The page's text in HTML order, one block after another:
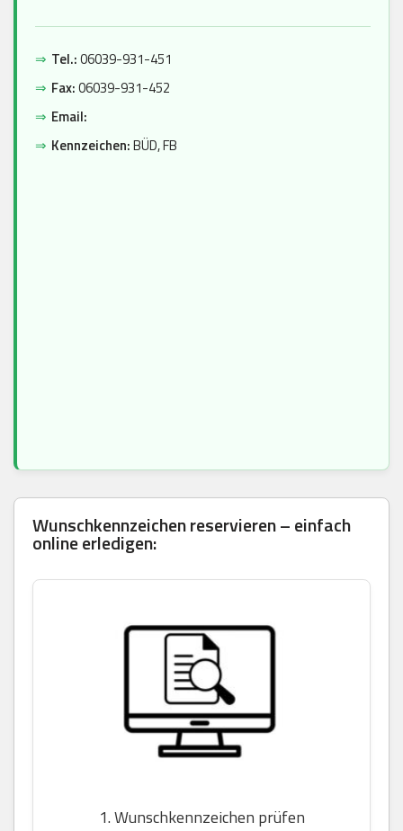
⇒ Tel.:06039-931-451
⇒ Fax:06039-931-452
⇒ Email:
⇒ Kennzeichen:BÜD, FB
Wunschkennzeichen reservieren – einfach
online erledigen:
1. Wunschkennzeichen prüfen